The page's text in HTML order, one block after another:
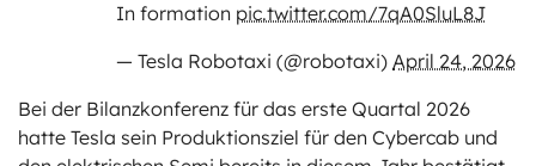
In formation pic.twitter.com/7qA0SluL8J
— Tesla Robotaxi (@robotaxi) April 24, 2026
Bei der Bilanzkonferenz für das erste Quartal 2026
hatte Tesla sein Produktionsziel für den Cybercab und